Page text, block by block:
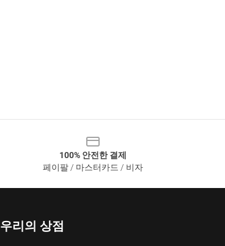
100% 안전한 결제
페이팔 / 마스터카드 / 비자
우리의 상점